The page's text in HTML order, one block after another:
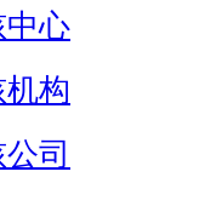
中心
构
司